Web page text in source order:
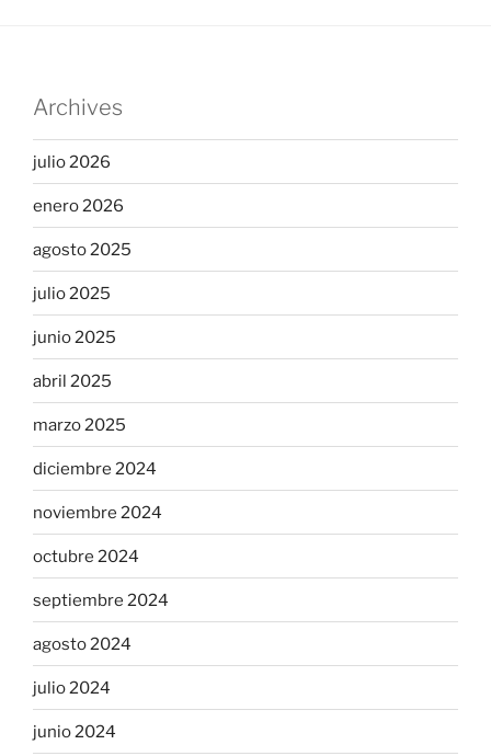
Archives
julio 2026
enero 2026
agosto 2025
julio 2025
junio 2025
abril 2025
marzo 2025
diciembre 2024
noviembre 2024
octubre 2024
septiembre 2024
agosto 2024
julio 2024
junio 2024